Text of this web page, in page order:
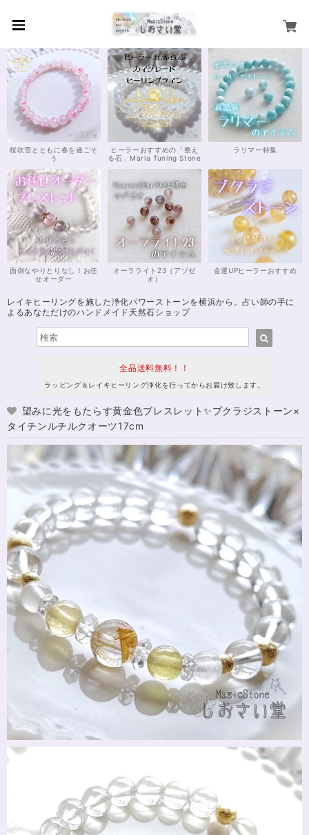
桜吹雪とともに春を過ごそ
う
ヒーラーおすすめの「整え
る石」Maria Tuning Stone
ラリマー特集
面倒なやりとりなし！お任
せオーダー
オーラライト23（アゾゼ
オ）
金運UPヒーラーおすすめ
レイキヒーリングを施した浄化パワーストーンを横浜から。占い師の手に
よるあなただけのハンドメイド天然石ショップ
全品送料無料！！
ラッピング＆レイキヒーリング浄化を行ってからお届け致します。
望みに光をもたらす黄金色ブレスレット✨プクラジストーン×
タイチンルチルクオーツ17cm